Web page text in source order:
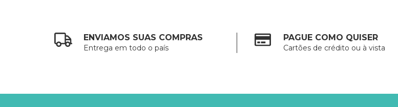
ENVIAMOS SUAS COMPRAS
Entrega em todo o país
PAGUE COMO QUISER
Cartões de crédito ou à vista